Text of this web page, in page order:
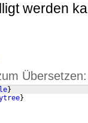
werden
Übersetzen:
}
}